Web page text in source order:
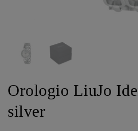
Orologio LiuJo
silver